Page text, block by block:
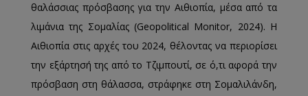
θαλάσσιας πρόσβασης για την Αιθιοπία, μέσα από τα
λιμάνια της Σομαλίας (Geopolitical Monitor, 2024). Η
Αιθιοπία στις αρχές του 2024, θέλοντας να περιορίσει
την εξάρτησή της από το Τζιμπουτί, σε ό,τι αφορά την
πρόσβαση στη θάλασσα, στράφηκε στη Σομαλιλάνδη,